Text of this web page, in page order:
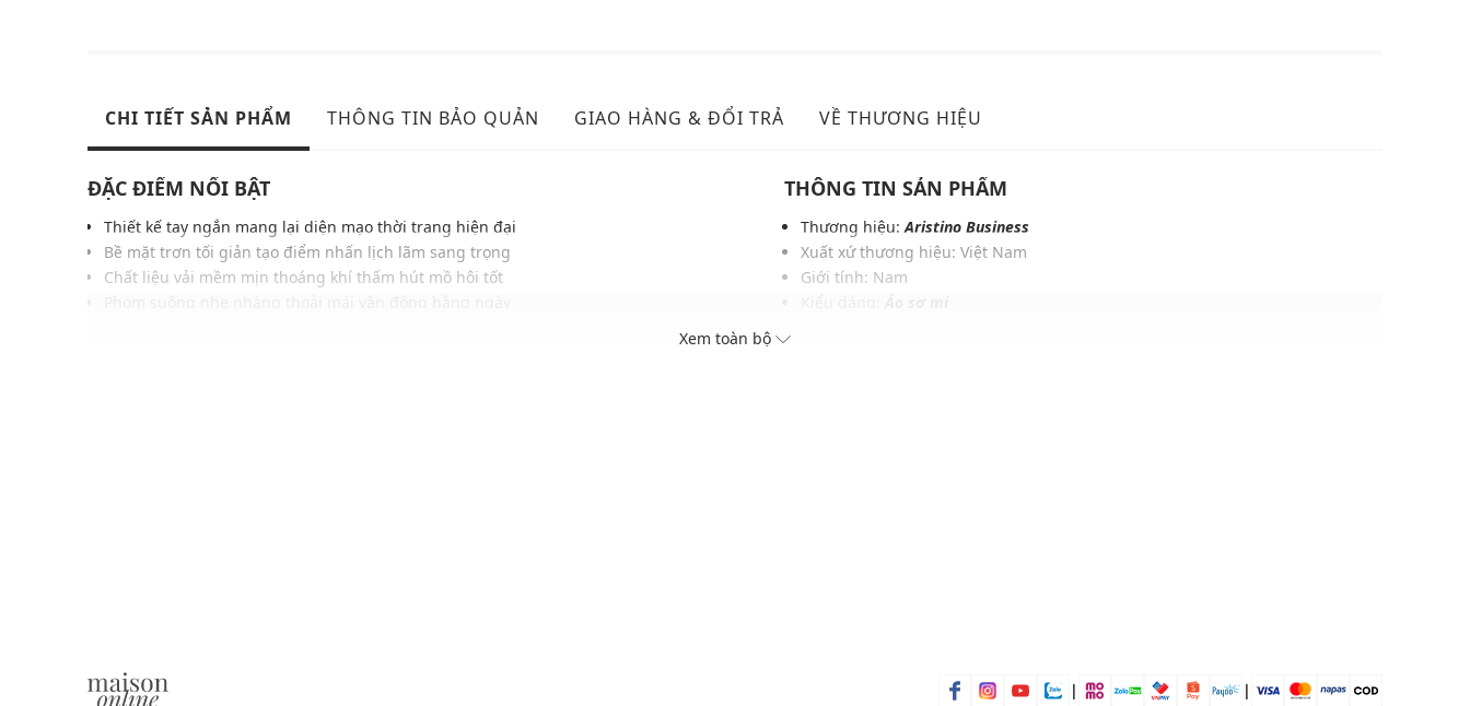
CHI TIẾT SẢN PHẨM THÔNG TIN BẢO QUẢN GIAO HÀNG & ĐỔI TRẢ VỀ THƯƠNG HIỆU
ĐẶC ĐIỂM NỔI BẬT
Thiết kế tay ngắn mang lại diện mạo thời trang hiện đại
Bề mặt trơn tối giản tạo điểm nhấn lịch lãm sang trọng
Chất liệu vải mềm mịn thoáng khí thấm hút mồ hôi tốt
THÔNG TIN SẢN PHẨM
Thương hiệu:Aristino Business
Xuất xứ thương hiệu: Việt Nam
Giới tính: Nam
Xem toàn bộ
| |